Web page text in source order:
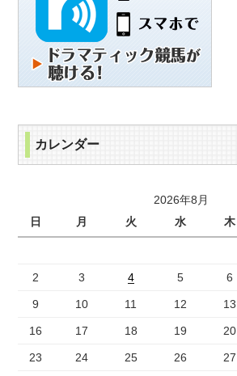
カレンダー
2026年8月
日
月 火 水 木
2 3 4 5 6
9 10 11 12 13
16 17 18 19 20
23 24 25 26 27